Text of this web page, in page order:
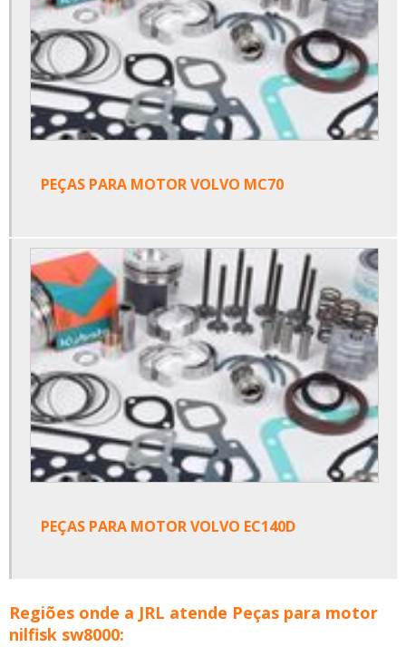
PEÇAS PARA MOTOR VOLVO MC70
PEÇAS PARA MOTOR VOLVO EC140D
Regiões onde a JRL atende Peças para motor
nilfisk sw8000: